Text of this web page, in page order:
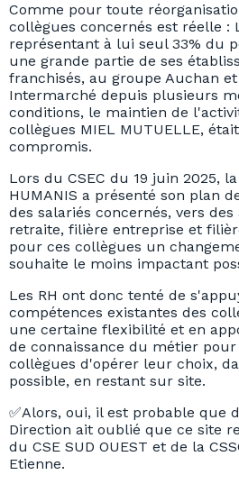
Comme pour toute
collègues concernés est réelle :
représentant à lui seul 33% du
une grande partie de ses
franchisés, au groupe Auchan
Intermarché depuis plusieurs
conditions, le maintien de
collègues MIEL MUTUELLE,
compromis.
Lors du CSEC du 19 juin 2025,
HUMANIS a présenté son plan
des salariés concernés, vers
retraite, filière entreprise et
pour ces collègues un
souhaite le moins impactant
Les RH ont donc tenté de
compétences existantes des
une certaine flexibilité et en
de connaissance du métier
collègues d'opérer leur choix,
possible, en restant sur site.
✅Alors, oui, il est probable que
Direction ait oublié que ce site
du CSE SUD OUEST et de la
Etienne.